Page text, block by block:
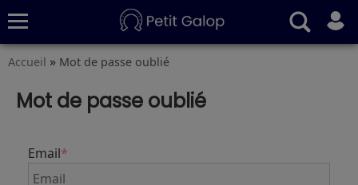
Quiz
Conseils
Fiches
S’abonner
Accueil » Mot de passe oublié
Mot de passe oublié
Email*